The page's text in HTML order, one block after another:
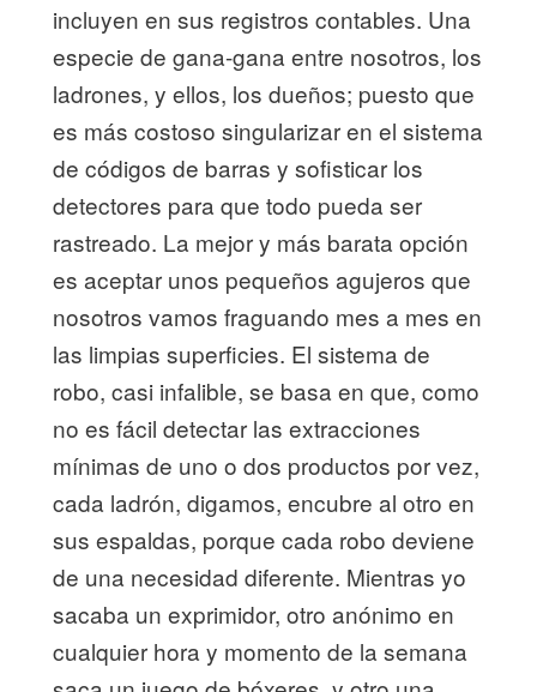
incluyen en sus registros contables. Una
especie de gana-gana entre nosotros, los
ladrones, y ellos, los dueños; puesto que
es más costoso singularizar en el sistema
de códigos de barras y sofisticar los
detectores para que todo pueda ser
rastreado. La mejor y más barata opción
es aceptar unos pequeños agujeros que
nosotros vamos fraguando mes a mes en
las limpias superficies. El sistema de
robo, casi infalible, se basa en que, como
no es fácil detectar las extracciones
mínimas de uno o dos productos por vez,
cada ladrón, digamos, encubre al otro en
sus espaldas, porque cada robo deviene
de una necesidad diferente. Mientras yo
sacaba un exprimidor, otro anónimo en
cualquier hora y momento de la semana